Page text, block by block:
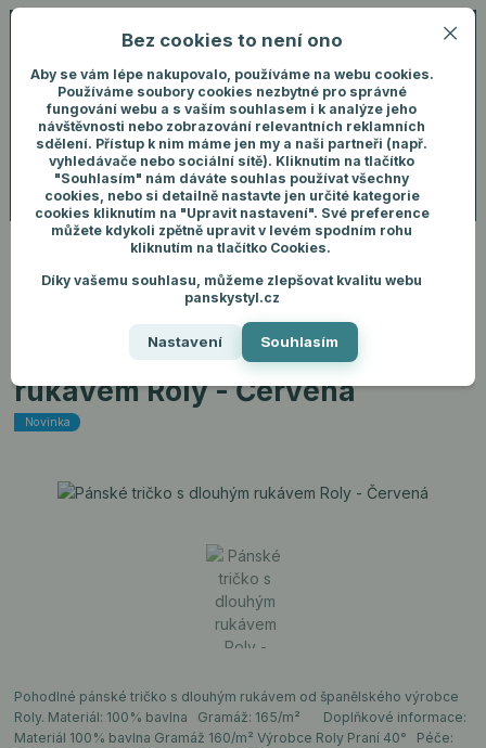
Menu
+420 731 292 460
Přihlášení
Hledat
ks
Úvod Pánské oblečení Trička
Pánské tričko s dlouhým rukávem Roly
Pánské tričko s dlouhým
rukávem Roly - Červená
Novinka
Pohodlné pánské tričko s dlouhým rukávem od španělského výrobce
Roly. Materiál: 100% bavlna Gramáž: 165/m² Doplňkové informace:
Materiál 100% bavlna Gramáž 160/m² Výrobce Roly Praní 40° Péče:
Bez cookies to není ono
Aby se vám lépe nakupovalo, používáme na webu cookies.
Používáme soubory cookies nezbytné pro správné
fungování webu a s vaším souhlasem i k analýze jeho
návštěvnosti nebo zobrazování relevantních reklamních
sdělení. Přístup k nim máme jen my a naši partneři (např.
vyhledávače nebo sociální sítě). Kliknutím na tlačítko
"Souhlasím" nám dáváte souhlas používat všechny
cookies, nebo si detailně nastavte jen určité kategorie
cookies kliknutím na "Upravit nastavení". Své preference
můžete kdykoli zpětně upravit v levém spodním rohu
kliknutím na tlačítko Cookies.
Díky vašemu souhlasu, můžeme zlepšovat kvalitu webu
panskystyl.cz
Nastavení Souhlasím